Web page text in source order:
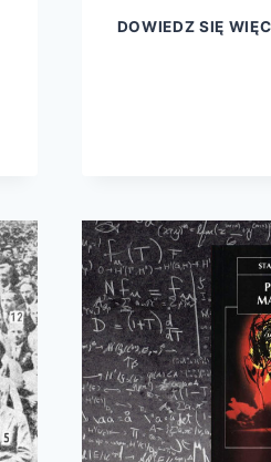
DOWIEDZ SIĘ